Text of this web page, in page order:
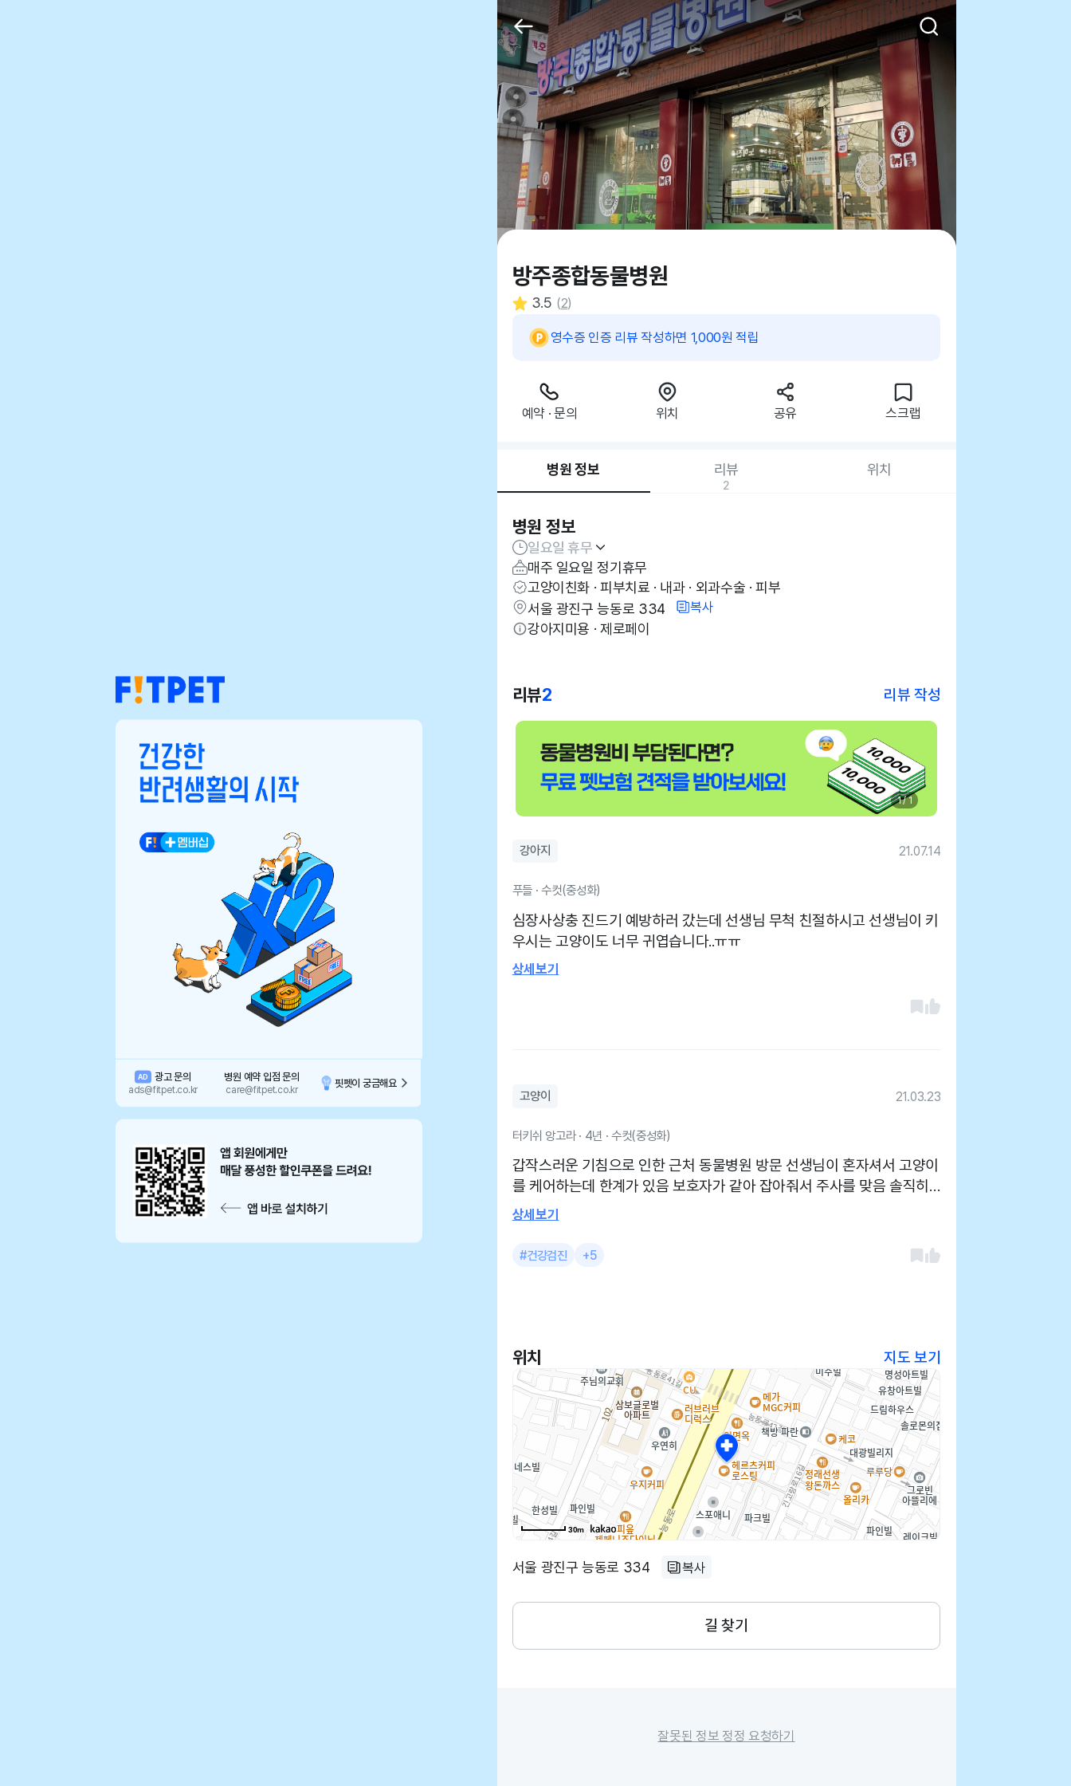
AD 광고 문의
ads@fitpet.co.kr
병원 예약 입점 문의
care@fitpet.co.kr
핏펫이 궁금해요
방주종합동물병원
3.5 (2)
영수증 인증 리뷰 작성하면 1,000원 적립
예약 · 문의 위치 공유 스크랩
병원 정보 리뷰
2
위치
병원 정보
일요일 휴무
매주 일요일 정기휴무
고양이친화 · 피부치료 · 내과 · 외과수술 · 피부
서울 광진구 능동로 334
복사
강아지미용 · 제로페이
리뷰2 리뷰 작성
1 / 1
강아지 21.07.14
푸들 · 수컷(중성화)
심장사상충 진드기 예방하러 갔는데 선생님 무척 친절하시고 선생님이 키
우시는 고양이도 너무 귀엽습니다..ㅠㅠ
상세보기
고양이 21.03.23
터키쉬 앙고라 · 4년 · 수컷(중성화)
갑작스러운 기침으로 인한 근처 동물병원 방문 선생님이 혼자셔서 고양이
를 케어하는데 한계가 있음 보호자가 같아 잡아줘서 주사를 맞음 솔직히
선생님이 케어를 못하심..ㅠ 하지만 찬절하셨어요 선생님은 엄청 친절하
는 어려움 강아지들 간단한 주사나 예방접종 맞을때 가는거 추천
상세보기
#건강검진 +5
위치 지도 보기
30m
서울 광진구 능동로 334 복사
길 찾기
잘못된 정보 정정 요청하기